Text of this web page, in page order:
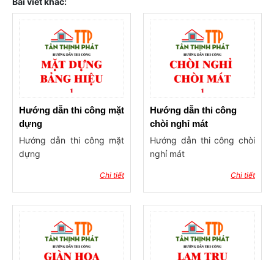
Hướng dẫn thi công mặt
dựng
Hướng dẫn thi công mặt
dựng
Chi tiết
Hướng dẫn thi công
chòi nghỉ mát
Hướng dẫn thi công chòi
nghỉ mát
Chi tiết